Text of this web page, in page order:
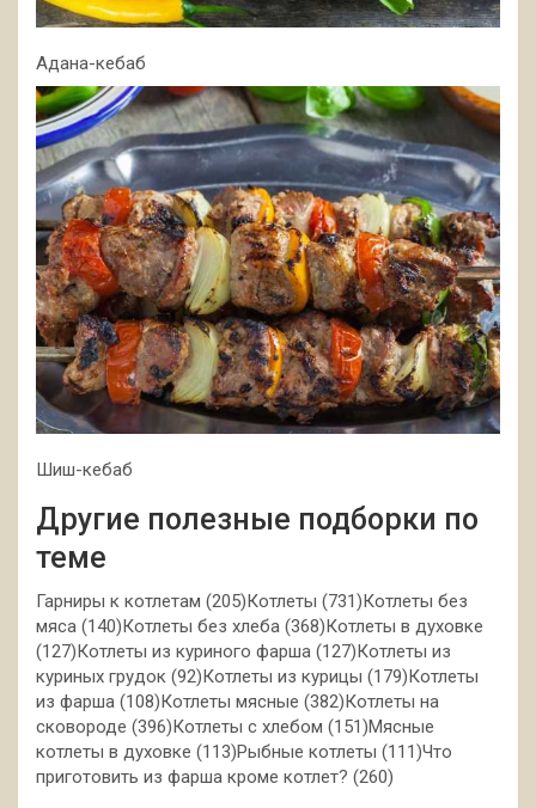
Адана-кебаб
Шиш-кебаб
Другие полезные подборки по
теме
Гарниры к котлетам (205)Котлеты (731)Котлеты без
мяса (140)Котлеты без хлеба (368)Котлеты в духовке
(127)Котлеты из куриного фарша (127)Котлеты из
куриных грудок (92)Котлеты из курицы (179)Котлеты
из фарша (108)Котлеты мясные (382)Котлеты на
сковороде (396)Котлеты с хлебом (151)Мясные
котлеты в духовке (113)Рыбные котлеты (111)Что
приготовить из фарша кроме котлет? (260)